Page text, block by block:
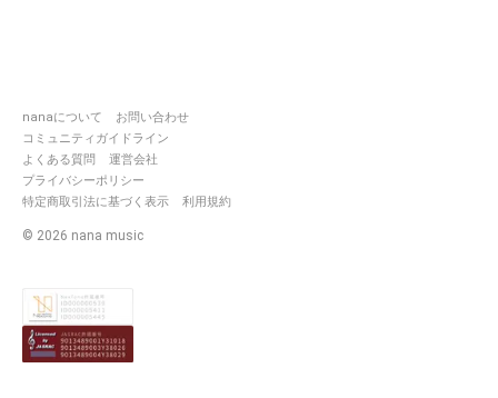
nanaについて
お問い合わせ
コミュニティガイドライン
よくある質問
運営会社
プライバシーポリシー
特定商取引法に基づく表示
利用規約
© 2026 nana music